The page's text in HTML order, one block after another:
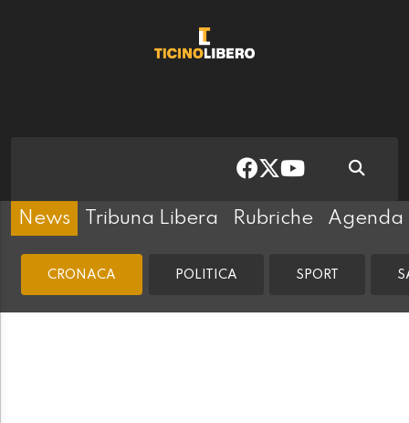
News Tribuna Libera Rubriche Agenda
CRONACA POLITICA SPORT